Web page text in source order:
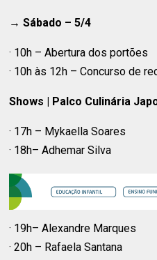
→ Sábado – 5/4
· 10h – Abertura dos portões
· 10h às 12h – Concurso de
Shows | Palco Culinária
· 17h – Mykaella Soares
· 18h– Adhemar Silva
· 19h– Alexandre Marques
· 20h – Rafaela Santana